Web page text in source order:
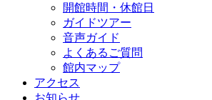
開館時間・休館日
ガイドツアー
音声ガイド
よくあるご質問
館内マップ
アクセス